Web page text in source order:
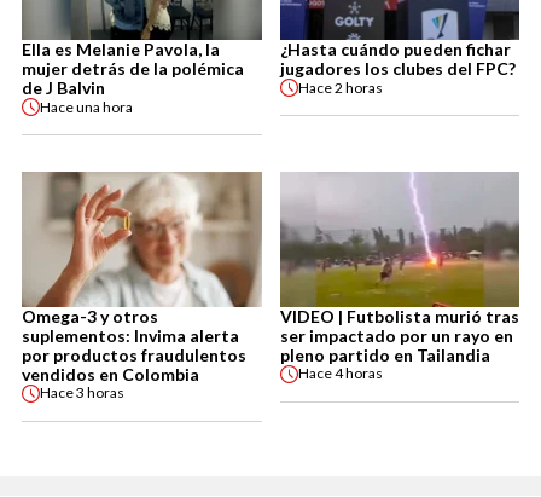
Ella es Melanie Pavola, la
mujer detrás de la polémica
de J Balvin
Haceuna hora
¿Hasta cuándo pueden fichar
jugadores los clubes del FPC?
Hace2 horas
Omega-3 y otros
suplementos: Invima alerta
por productos fraudulentos
vendidos en Colombia
Hace3 horas
VIDEO | Futbolista murió tras
ser impactado por un rayo en
pleno partido en Tailandia
Hace4 horas